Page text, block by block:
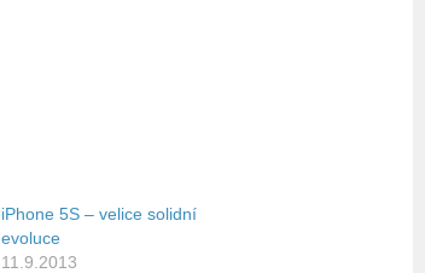
iPhone 5S – velice solidní
evoluce
11.9.2013